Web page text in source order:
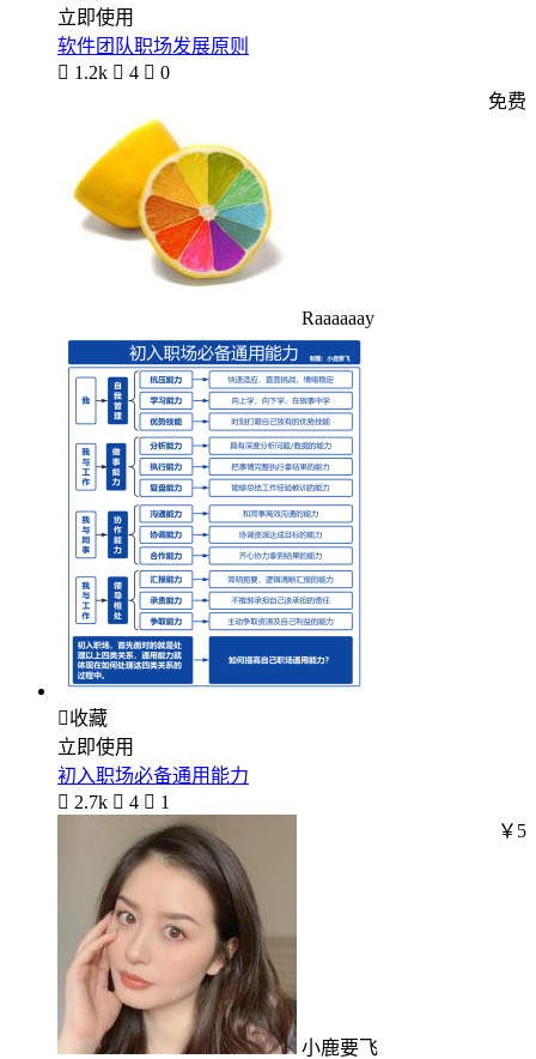
立即使用
软件团队职场发展原则
 1.2k  4  0
Raaaaaay
免费
收藏
立即使用
初入职场必备通用能力
 2.7k  4  1
小鹿要飞
￥5